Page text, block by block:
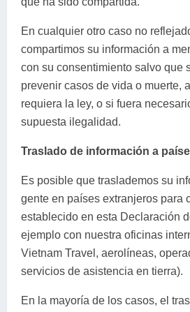
En cualquier otro caso no
compartimos su información a
con su consentimiento salvo que
prevenir casos de vida o muerte,
requiera la ley, o si fuera
supuesta ilegalidad.
Traslado de información a
Es posible que traslademos su
gente en países extranjeros para
establecido en esta Declaración
ejemplo con nuestra oficinas
Vietnam Travel, aerolíneas,
servicios de asistencia en tierra).
En la mayoría de los casos, el